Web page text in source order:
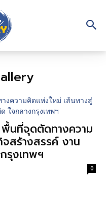
พื้นที่จุดตัดทางความ
สร้างสรรค์ งาน
รุงเทพฯ
0